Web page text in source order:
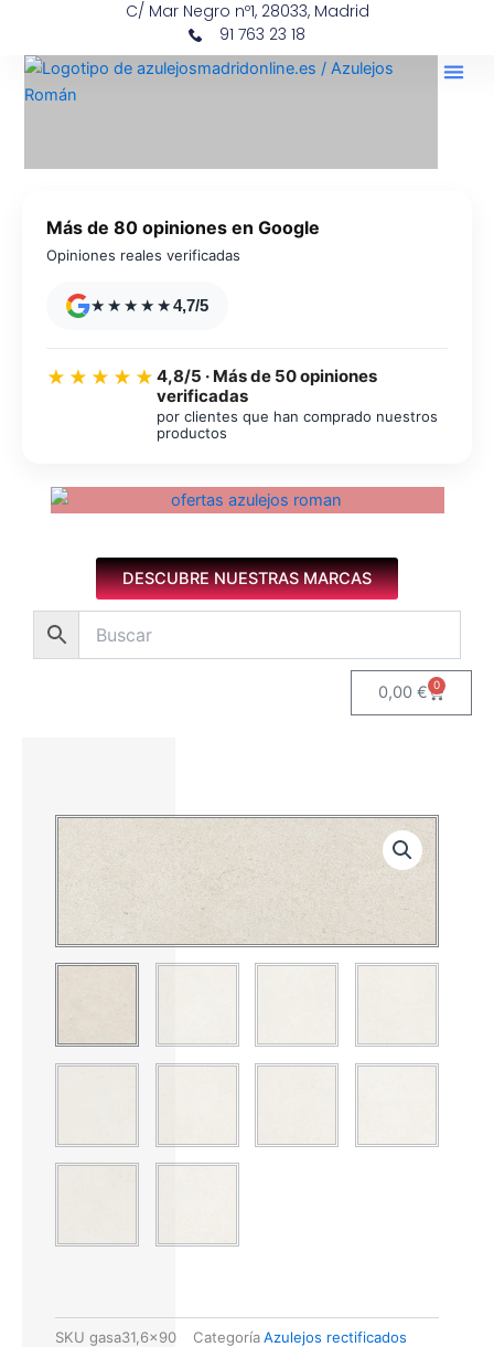
contenido
C/ Mar Negro nº1, 28033, Madrid
91 763 23 18
Más de 80 opiniones en Google
Opiniones reales verificadas
★★★★★4,7/5
★★★★★ 4,8/5 · Más de 50 opiniones
verificadas
por clientes que han comprado nuestros
productos
DESCUBRE NUESTRAS MARCAS
0,00€ 0
Carrito
SKU gasa31,6x90 CategoríaAzulejos rectificados